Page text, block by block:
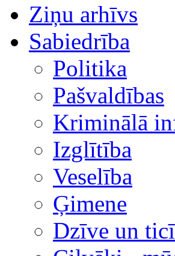
Ziņu arhīvs
Sabiedrība
Politika
Pašvaldības
Kriminālā
Izglītība
Veselība
Ģimene
Dzīve un